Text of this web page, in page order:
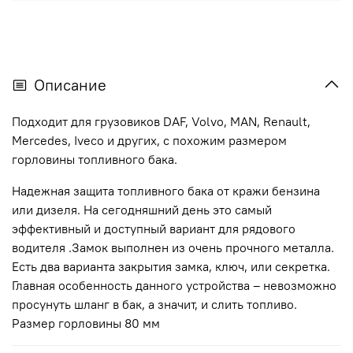
Описание
Подходит для грузовиков DAF, Volvo, MAN, Renault,
Mercedes, Iveco и других, с похожим размером
горловины топливного бака.
Надежная защита топливного бака от кражи бензина
или дизеля. На сегодняшний день это самый
эффективный и доступный вариант для рядового
водителя .Замок выполнен из очень прочного металла.
Есть два варианта закрытия замка, ключ, или секретка.
Главная особенность данного устройства – невозможно
просунуть шланг в бак, а значит, и слить топливо.
Размер горловины 80 мм